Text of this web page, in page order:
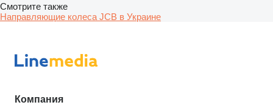
Смотрите также
Направляющие колеса JCB в Украине
Компания